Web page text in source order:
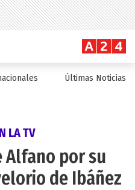
Últimas Noticias
LA TV
Alfano por su
de Ibáñez